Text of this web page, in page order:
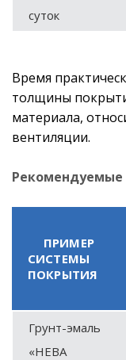
суток
Время
толщины
материала,
вентиляции.
ПРИМЕР
СИСТЕМЫ
ПОКРЫТИЯ
Грунт-эмаль
«НЕВА